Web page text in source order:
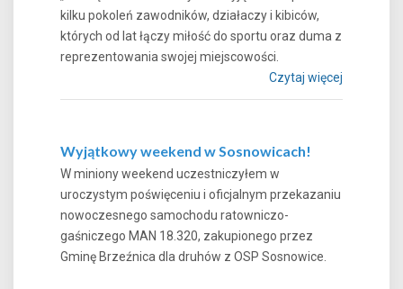
kilku pokoleń zawodników, działaczy i kibiców,
których od lat łączy miłość do sportu oraz duma z
reprezentowania swojej miejscowości.
Czytaj więcej
Wyjątkowy weekend w Sosnowicach!
W miniony weekend uczestniczyłem w
uroczystym poświęceniu i oficjalnym przekazaniu
nowoczesnego samochodu ratowniczo-
gaśniczego MAN 18.320, zakupionego przez
Gminę Brzeźnica dla druhów z OSP Sosnowice.